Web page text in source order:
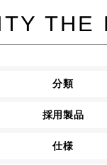
THE
分類
採用製品
仕様